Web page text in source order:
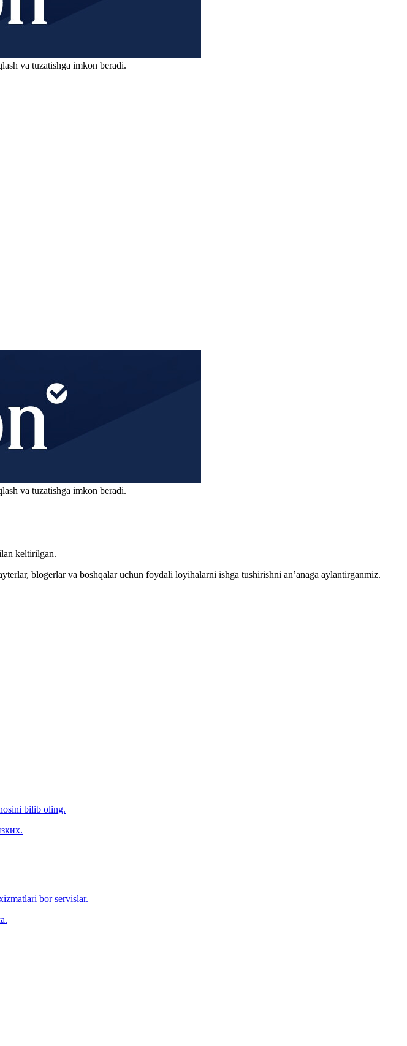
va tuzatishga imkon beradi.
va tuzatishga imkon beradi.
keltirilgan.
blogerlar va boshqalar uchun foydali loyihalarni ishga tushirishni an’anaga aylantirganmiz.
bilib oling.
bor servislar.